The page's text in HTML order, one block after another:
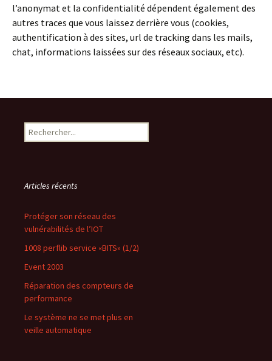
l’anonymat et la confidentialité dépendent également des
autres traces que vous laissez derrière vous (cookies,
authentification à des sites, url de tracking dans les mails,
chat, informations laissées sur des réseaux sociaux, etc).
Search
Articles récents
Protéger son réseau des
vulnérabilités de l’IOT
1008 perflib service «BITS» (1/2)
Event 2003
Réparation des compteurs de
performance
Le système ne se met plus en
veille automatique